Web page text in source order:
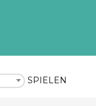
SPIELEN